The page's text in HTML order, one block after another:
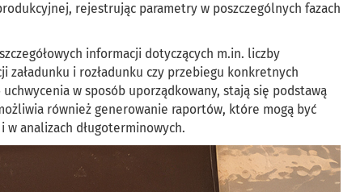
rejestrując parametry w poszczególnych fazach
informacji dotyczących m.in. liczby
załadunku i rozładunku czy przebiegu konkretnych
w sposób uporządkowany, stają się podstawą
również generowanie raportów, które mogą być
w analizach długoterminowych.